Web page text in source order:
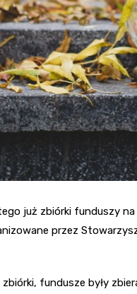
już zbiórki funduszy
przez
fundusze były